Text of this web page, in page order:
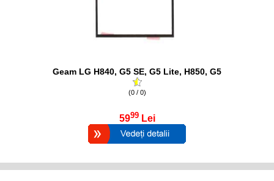
Geam LG H840, G5 SE, G5 Lite, H850, G5
(0 / 0)
5999 Lei